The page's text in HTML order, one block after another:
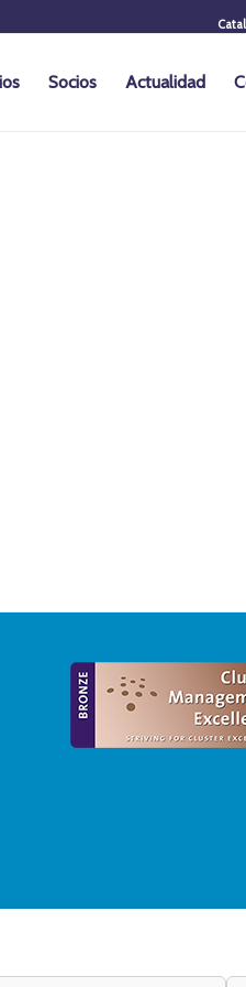
Socios Actualidad